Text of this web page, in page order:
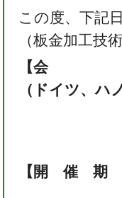
この度、下記
（板金加工技
【会 場】
（ドイツ、ハ
【開 催 期